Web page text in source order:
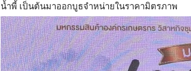
น้ำพี้ เป็นต้นมาออกบูธจำหน่ายในราคามิตรภาพ